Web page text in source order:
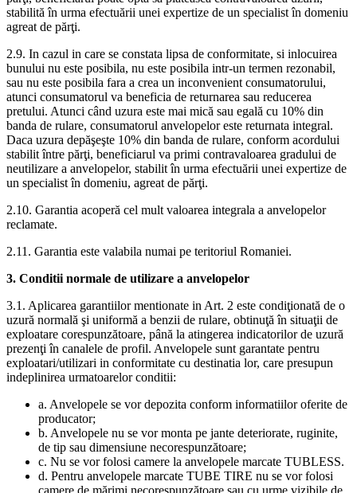
stabilită în urma efectuării unei expertize de un specialist în domeniu
agreat de părţi.
2.9. In cazul in care se constata lipsa de conformitate, si inlocuirea
bunului nu este posibila, nu este posibila intr-un termen rezonabil,
sau nu este posibila fara a crea un inconvenient consumatorului,
atunci consumatorul va beneficia de returnarea sau reducerea
pretului. Atunci când uzura este mai mică sau egală cu 10% din
banda de rulare, consumatorul anvelopelor este returnata integral.
Daca uzura depăşeşte 10% din banda de rulare, conform acordului
stabilit între părţi, beneficiarul va primi contravaloarea gradului de
neutilizare a anvelopelor, stabilit în urma efectuării unei expertize de
un specialist în domeniu, agreat de părţi.
2.10. Garantia acoperă cel mult valoarea integrala a anvelopelor
reclamate.
2.11. Garantia este valabila numai pe teritoriul Romaniei.
3. Conditii normale de utilizare a anvelopelor
3.1. Aplicarea garantiilor mentionate in Art. 2 este condiţionată de o
uzură normală şi uniformă a benzii de rulare, obtinuţă în situaţii de
exploatare corespunzătoare, până la atingerea indicatorilor de uzură
prezenţi în canalele de profil. Anvelopele sunt garantate pentru
exploatari/utilizari in conformitate cu destinatia lor, care presupun
indeplinirea urmatoarelor conditii:
a. Anvelopele se vor depozita conform informatiilor oferite de
producator;
b. Anvelopele nu se vor monta pe jante deteriorate, ruginite,
de tip sau dimensiune necorespunzătoare;
c. Nu se vor folosi camere la anvelopele marcate TUBLESS.
d. Pentru anvelopele marcate TUBE TIRE nu se vor folosi